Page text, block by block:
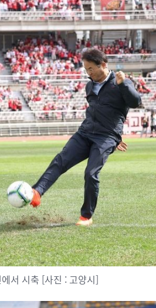
서 시축 [사진 : 고양시]